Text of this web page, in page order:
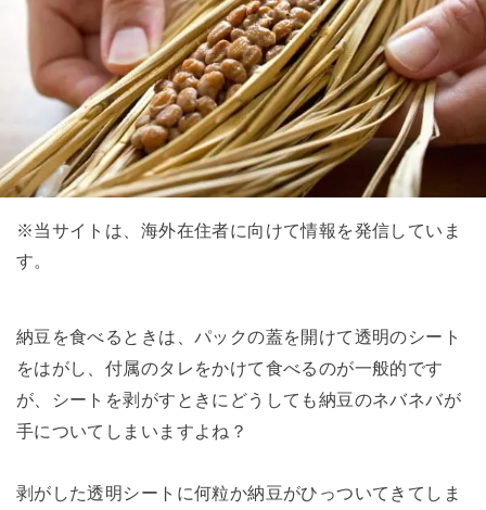
※当サイトは、海外在住者に向けて情報を発信していま
す。
納豆を食べるときは、パックの蓋を開けて透明のシート
をはがし、付属のタレをかけて食べるのが一般的です
が、シートを剥がすときにどうしても納豆のネバネバが
手についてしまいますよね？
剥がした透明シートに何粒か納豆がひっついてきてしま